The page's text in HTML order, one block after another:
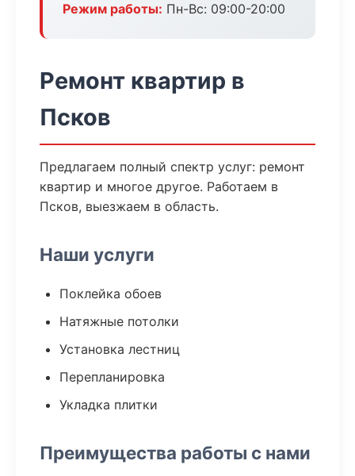
Режим работы: Пн-Вс: 09:00-20:00
Ремонт квартир в
Псков
Предлагаем полный спектр услуг: ремонт
квартир и многое другое. Работаем в
Псков, выезжаем в область.
Наши услуги
Поклейка обоев
Натяжные потолки
Установка лестниц
Перепланировка
Укладка плитки
Преимущества работы с нами